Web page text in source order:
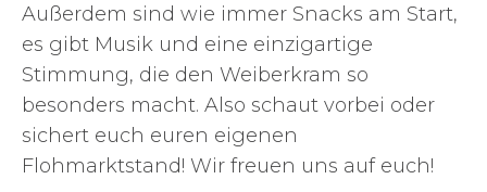
Außerdem sind wie immer Snacks am Start,
es gibt Musik und eine einzigartige
Stimmung, die den Weiberkram so
besonders macht. Also schaut vorbei oder
sichert euch euren eigenen
Flohmarktstand! Wir freuen uns auf euch!